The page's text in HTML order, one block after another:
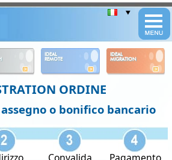
IDEAL
REMOTE
IDEAL
MIGRATION
ORDINE
o bonifico bancario